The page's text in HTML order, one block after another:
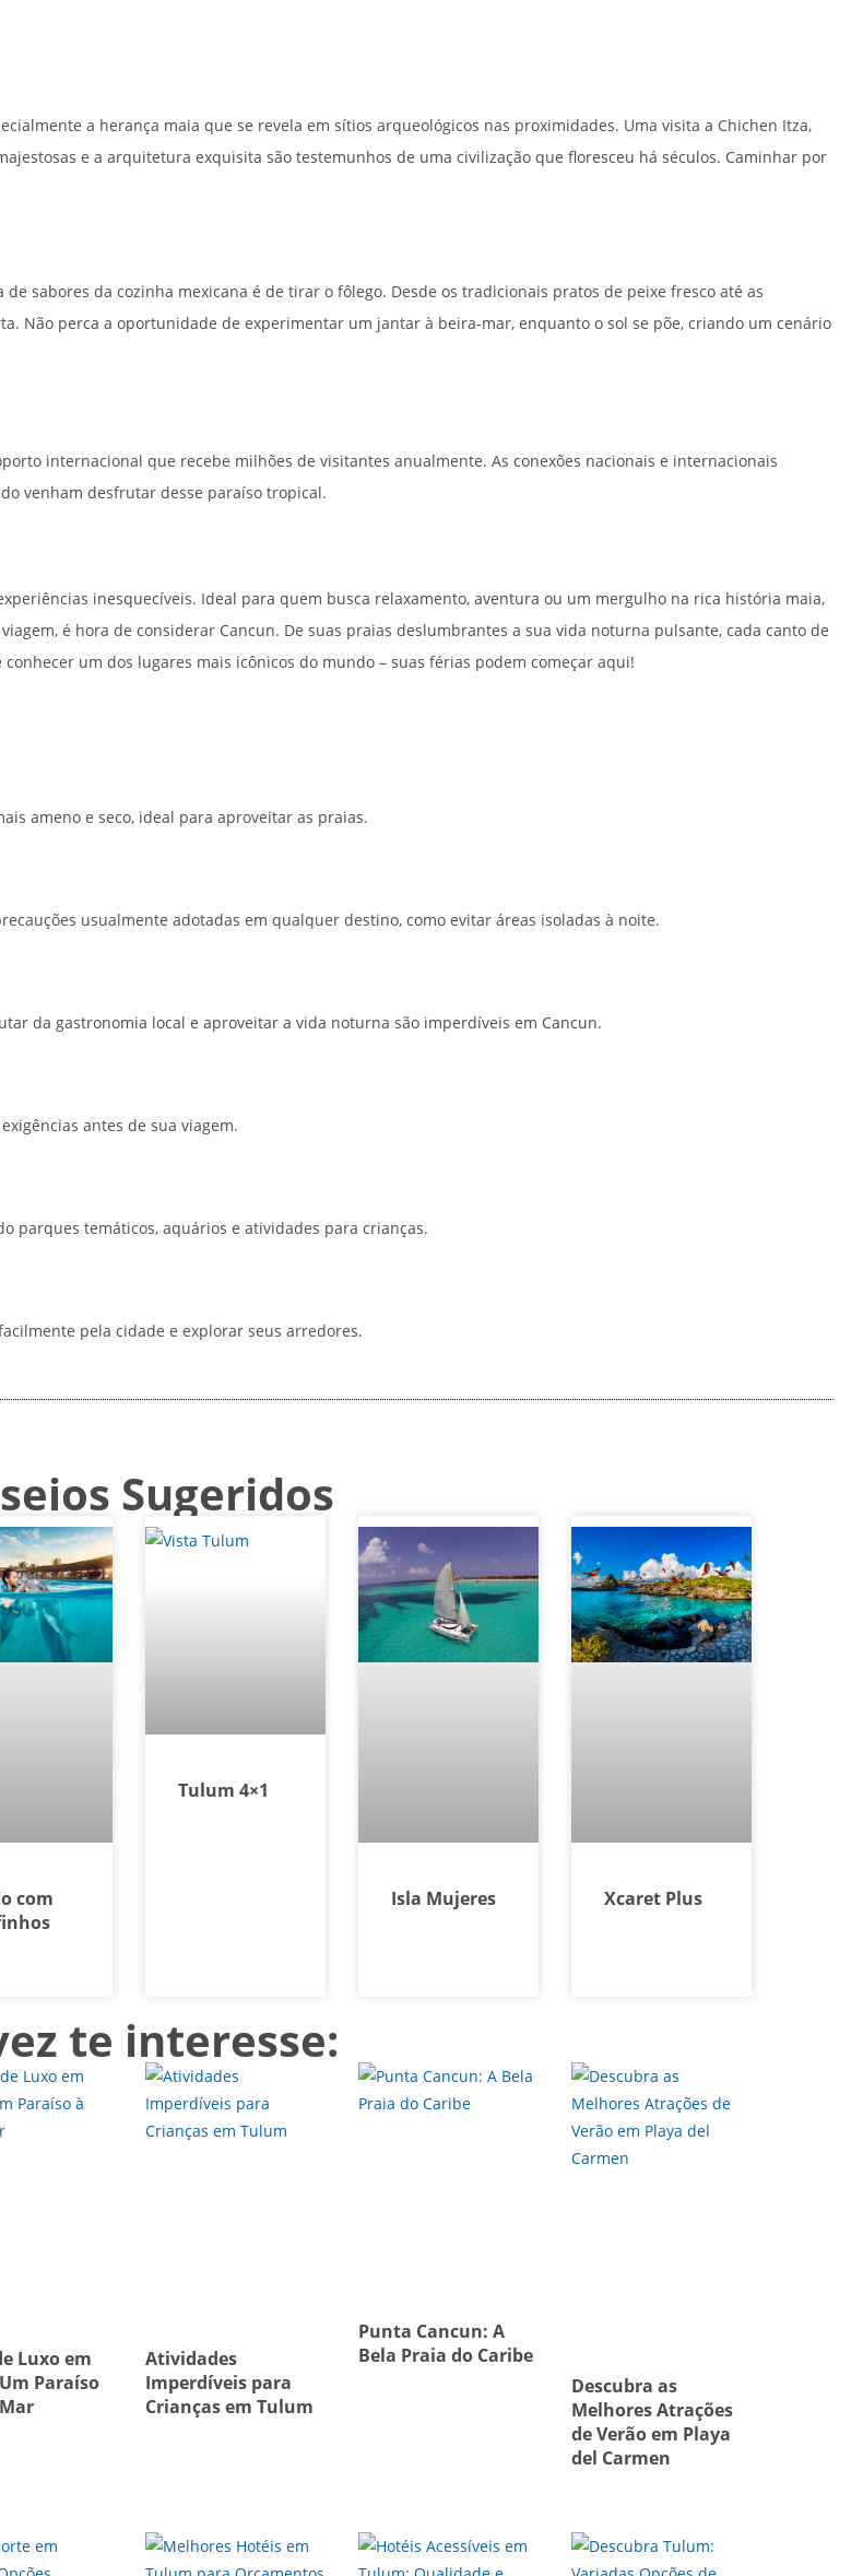
a herança maia que se revela em sítios arqueológicos nas proximidades. Uma visita a Chichen Itza,
e a arquitetura exquisita são testemunhos de uma civilização que floresceu há séculos. Caminhar por
sabores da cozinha mexicana é de tirar o fôlego. Desde os tradicionais pratos de peixe fresco até as
Não perca a oportunidade de experimentar um jantar à beira-mar, enquanto o sol se põe, criando um cenário
internacional que recebe milhões de visitantes anualmente. As conexões nacionais e internacionais
venham desfrutar desse paraíso tropical.
inesquecíveis. Ideal para quem busca relaxamento, aventura ou um mergulho na rica história maia,
é hora de considerar Cancun. De suas praias deslumbrantes a sua vida noturna pulsante, cada canto de
um dos lugares mais icônicos do mundo – suas férias podem começar aqui!
ameno e seco, ideal para aproveitar as praias.
usualmente adotadas em qualquer destino, como evitar áreas isoladas à noite.
da gastronomia local e aproveitar a vida noturna são imperdíveis em Cancun.
antes de sua viagem.
parques temáticos, aquários e atividades para crianças.
pela cidade e explorar seus arredores.
Sugeridos
com
Tulum 4×1
Isla Mujeres Xcaret Plus
te interesse:
Luxo em
Paraíso
Atividades
Imperdíveis para
Crianças em Tulum
Punta Cancun: A
Bela Praia do Caribe
Descubra as
Melhores Atrações
de Verão em Playa
del Carmen